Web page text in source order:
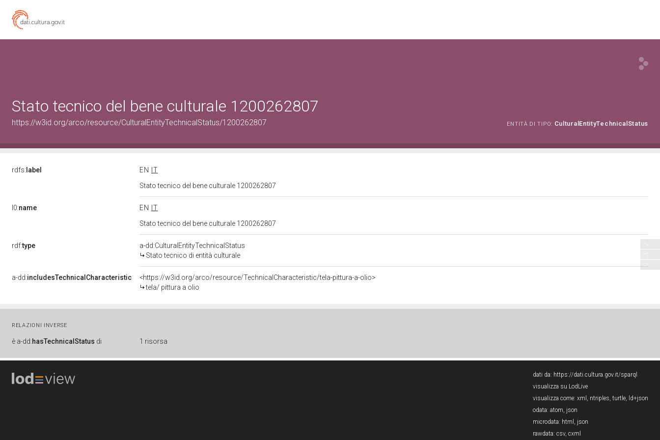
Stato tecnico del bene culturale 1200262807
https://w3id.org/arco/resource/CulturalEntityTechnicalStatus/1200262807 ENTITÀ DI TIPO: CulturalEntityTechnicalStatus
rdfs: label EN
IT
Stato tecnico del bene culturale 1200262807
l0:name EN
IT
Stato tecnico del bene culturale 1200262807
rdf:type
a-dd:CulturalEntityTechnicalStatus
Stato tecnico di entità culturale
a-dd:includesTechnicalCharacteristic
<https://w3id.org/arco/resource/TechnicalCharacteristic/tela-pittura-a-olio>
tela/ pittura a olio
RELAZIONI INVERSE
è a-dd:hasTechnicalStatus di 1 risorsa
dati da: https://dati.cultura.gov.it/sparql
visualizza su LodLive
visualizza come: xml , ntriples, turtle, ld+json
odata: atom, json
microdata: html , json
rawdata: csv, cxml